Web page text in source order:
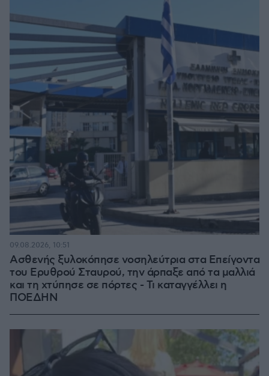
Ασθενής ξυλοκόπησε νοσηλεύτρια στα Επείγοντα
του Ερυθρού Σταυρού, την άρπαξε από τα μαλλιά
και τη χτύπησε σε πόρτες - Τι καταγγέλλει η
ΠΟΕΔΗΝ
09.08.2026, 10:51